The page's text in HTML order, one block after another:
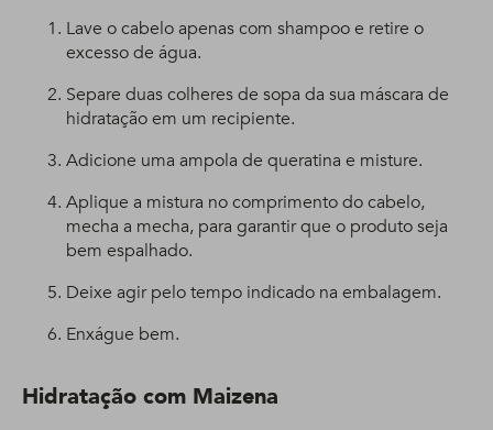
Lave o cabelo apenas com shampoo e retire o
excesso de água.
Separe duas colheres de sopa da sua máscara de
hidratação em um recipiente.
Adicione uma ampola de queratina e misture.
Aplique a mistura no comprimento do cabelo,
mecha a mecha, para garantir que o produto seja
bem espalhado.
Deixe agir pelo tempo indicado na embalagem.
Enxágue bem.
Hidratação com Maizena